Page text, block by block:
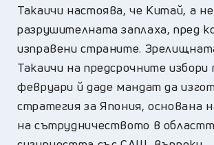
Такаичи настоява, че Китай, а
разрушителната заплаха, пред
изправени страните.
Такаичи на предсрочните избори
февруари й даде мандат да
стратегия за Япония, основана
на сътрудничеството в